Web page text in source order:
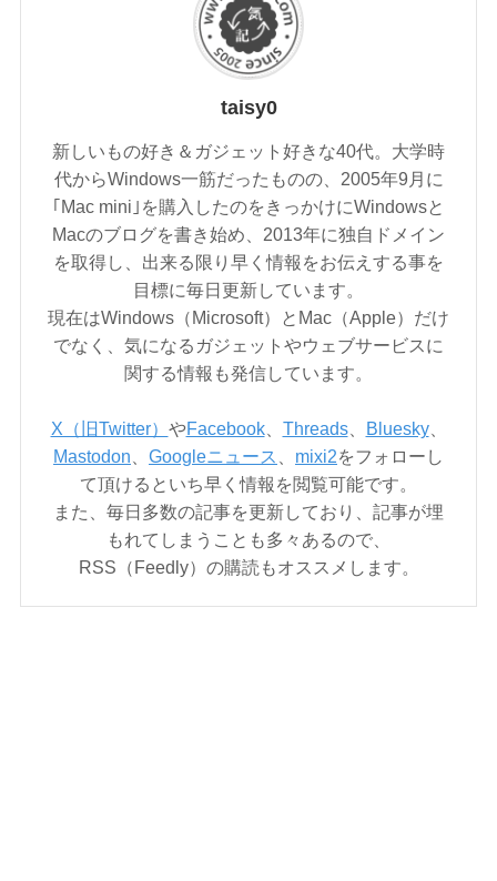
taisy0
新しいもの好き＆ガジェット好きな40代。大学時
代からWindows一筋だったものの、2005年9月に
｢Mac mini｣を購入したのをきっかけにWindowsと
Macのブログを書き始め、2013年に独自ドメイン
を取得し、出来る限り早く情報をお伝えする事を
目標に毎日更新しています。
現在はWindows（Microsoft）とMac（Apple）だけ
でなく、気になるガジェットやウェブサービスに
関する情報も発信しています。
X（旧Twitter） やFacebook、 Threads、 Bluesky、
Mastodon
Googleニュース mixi2をフォローし
て頂けるといち早く情報を閲覧可能です。
また、毎日多数の記事を更新しており、記事が埋
もれてしまうことも多々あるので、
RSS（Feedly）の購読もオススメします。